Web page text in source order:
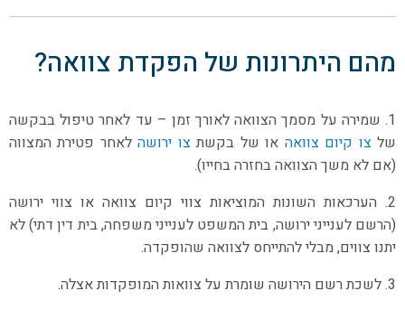
מהם היתרונות של הפקדת צוואה?
1. שמירה על מסמך הצוואה לאורך זמן – עד לאחר טיפול בבקשה
שלצו קיום צוואה או של בקשתצו ירושהלאחר פטירת המצווה
(אם לא משך הצוואה בחזרה בחייו).
2. הערכאות השונות המוציאות צווי קיום צוואה או צווי ירושה
(הרשם לענייני ירושה, בית המשפט לענייני משפחה, בית דין דתי) לא
יתנו צווים, מבלי להתייחס לצוואה שהופקדה.
3. לשכת רשם הירושה שומרת על צוואות המופקדות אצלה.